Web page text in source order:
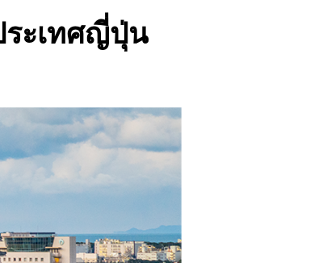
ระเทศญี่ปุ่น